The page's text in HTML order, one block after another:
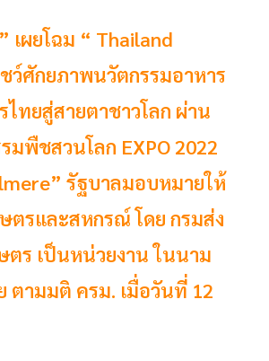
เผยโฉม “ Thailand
ว์ศักยภาพนวัตกรรมอาหาร
ทยสู่สายตาชาวโลก ผ่าน
มพืชสวนโลก EXPO 2022
รัฐบาลมอบหมายให้
ตรและสหกรณ์ โดย กรมส่ง
ตร เป็นหน่วยงาน ในนาม
ตามมติ ครม. เมื่อวันที่ 12